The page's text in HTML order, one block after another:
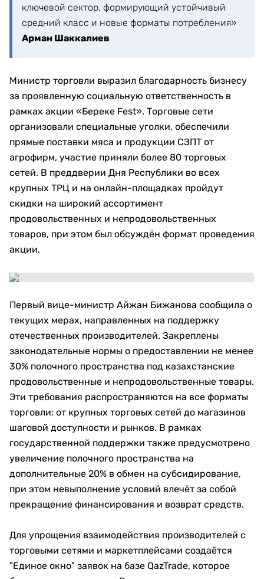
ключевой сектор, формирующий устойчивый
средний класс и новые форматы потребления»
Арман Шаккалиев
Министр торговли выразил благодарность бизнесу
за проявленную социальную ответственность в
рамках акции «Береке Fest». Торговые сети
организовали специальные уголки, обеспечили
прямые поставки мяса и продукции СЗПТ от
агрофирм, участие приняли более 80 торговых
сетей. В преддверии Дня Республики во всех
крупных ТРЦ и на онлайн-площадках пройдут
скидки на широкий ассортимент
продовольственных и непродовольственных
товаров, при этом был обсуждён формат проведения
акции.
Первый вице-министр Айжан Бижанова сообщила о
текущих мерах, направленных на поддержку
отечественных производителей. Закреплены
законодательные нормы о предоставлении не менее
30% полочного пространства под казахстанские
продовольственные и непродовольственные товары.
Эти требования распространяются на все форматы
торговли: от крупных торговых сетей до магазинов
шаговой доступности и рынков. В рамках
государственной поддержки также предусмотрено
увеличение полочного пространства на
дополнительные 20% в обмен на субсидирование,
при этом невыполнение условий влечёт за собой
прекращение финансирования и возврат средств.
Для упрощения взаимодействия производителей с
торговыми сетями и маркетплейсами создаётся
"Единое окно" заявок на базе QazTrade, которое